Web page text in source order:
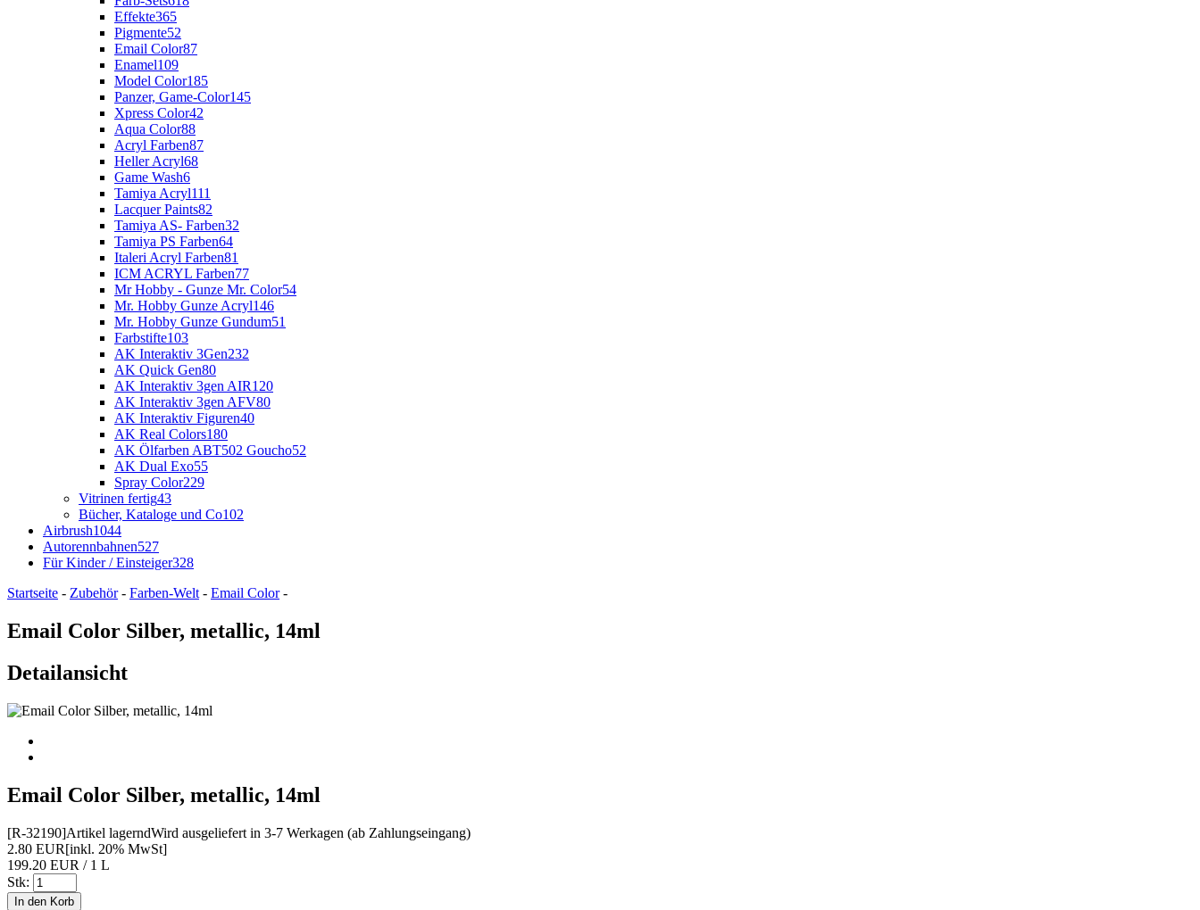
Effekte365
Pigmente52
Email Color87
Enamel109
Model Color185
Panzer, Game-Color145
Xpress Color42
Aqua Color88
Acryl Farben87
Heller Acryl68
Game Wash6
Tamiya Acryl111
Lacquer Paints82
Tamiya AS- Farben32
Tamiya PS Farben64
Italeri Acryl Farben81
ICM ACRYL Farben77
Mr Hobby - Gunze Mr. Color54
Mr. Hobby Gunze Acryl146
Mr. Hobby Gunze Gundum51
Farbstifte103
AK Interaktiv 3Gen232
AK Quick Gen80
AK Interaktiv 3gen AIR120
AK Interaktiv 3gen AFV80
AK Interaktiv Figuren40
AK Real Colors180
AK Ölfarben ABT502 Goucho52
AK Dual Exo55
Spray Color229
Vitrinen fertig43
Bücher, Kataloge und Co102
Airbrush1044
Autorennbahnen527
Für Kinder / Einsteiger328
Startseite - Zubehör- Farben-Welt - Email Color-
Email Color Silber, metallic, 14ml
Detailansicht
Email Color Silber, metallic, 14ml
[R-32190]Artikel lagerndWird ausgeliefert in 3-7 Werkagen (ab Zahlungseingang)
2.80 EUR[inkl. 20% MwSt]
199.20 EUR / 1 L
Stk: